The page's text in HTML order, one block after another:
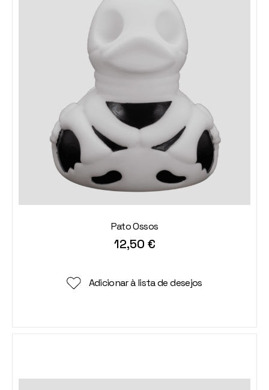
Pato Ossos
12,50 €
Adicionar à lista de desejos